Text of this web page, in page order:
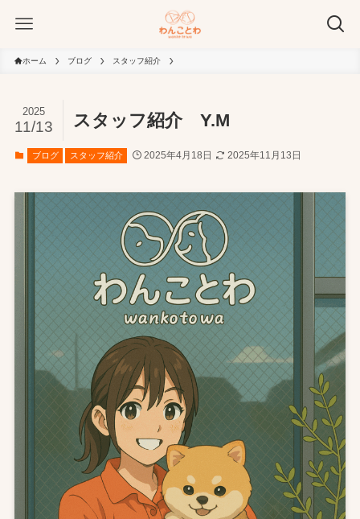
ホーム ブログ スタッフ紹介
スタッフ紹介 Y.M
2025
11/13
ブログ スタッフ紹介 2025年4月18日 2025年11月13日